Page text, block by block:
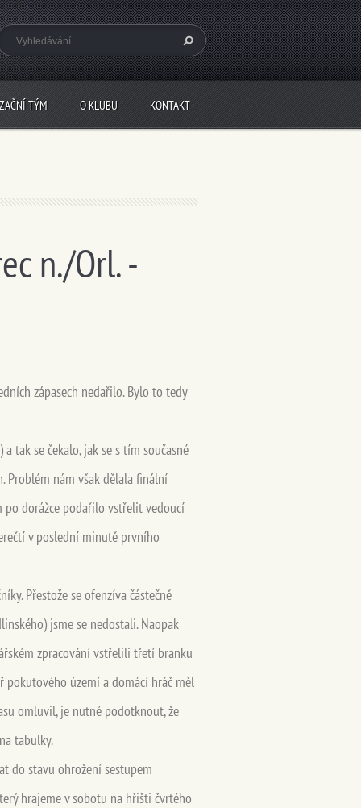
TÝM O KLUBU KONTAKT
n./Orl. -
zápasech nedařilo. Bylo to tedy
tak se čekalo, jak se s tím současné
Problém nám však dělala finální
po dorážce podařilo vstřelit vedoucí
v poslední minutě prvního
Přestože se ofenzíva částečně
jsme se nedostali. Naopak
zpracování vstřelili třetí branku
území a domácí hráč měl
omluvil, je nutné podotknout, že
tabulky.
do stavu ohrožení sestupem
hrajeme v sobotu na hřišti čvrtého